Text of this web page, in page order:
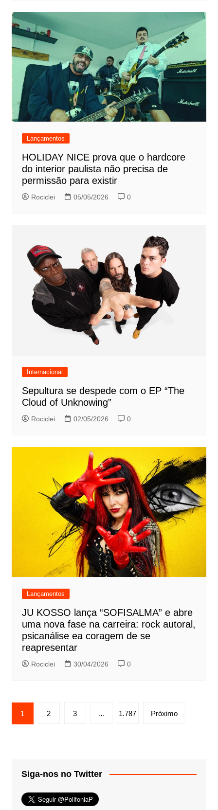
Lançamentos
HOLIDAY NICE prova que o hardcore
do interior paulista não precisa de
permissão para existir
Rociclei 05/05/2026 0
Internacional
Sepultura se despede com o EP “The
Cloud of Unknowing”
Rociclei 02/05/2026 0
Lançamentos
JU KOSSO lança “SOFISALMA” e abre
uma nova fase na carreira: rock autoral,
psicanálise ea coragem de se
reapresentar
Rociclei 30/04/2026 0
Paginação
de
1 2 3 … 1.787 Próximo
Siga-nos no Twitter